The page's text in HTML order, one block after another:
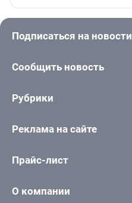
Подписаться на новости
Сообщить новость
Рубрики
Реклама на сайте
Прайс-лист
О компании